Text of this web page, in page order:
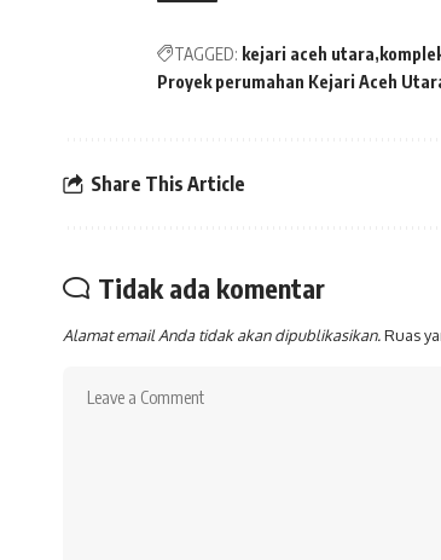
TAGGED: kejari aceh utara
Proyek perumahan Kejari Aceh
Share This Article
Tidak ada komentar
Alamat email Anda tidak akan dipublikasikan.Ruas